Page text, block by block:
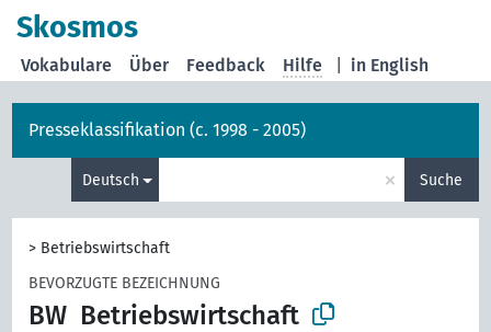
Skosmos
in English
Vokabulare Über Feedback Hilfe
Presseklassifikation (c. 1998 - 2005)
Deutsch × Suche
> Betriebswirtschaft
BEVORZUGTE BEZEICHNUNG
BW Betriebswirtschaft